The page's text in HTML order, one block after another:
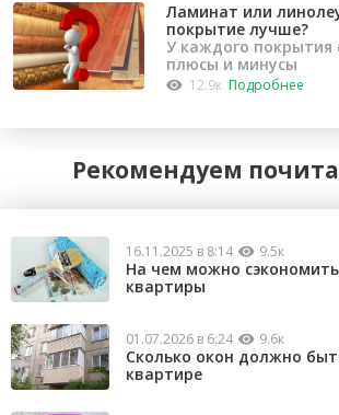
Ламинат или
покрытие лучше?
У каждого покрытия
плюсы и минусы
12.9к Подробнее
Рекомендуем
16.11.2025 в 8:14 9.5к
На чем можно
квартиры
01.07.2026 в 6:24 9.6к
Сколько окон должно
квартире